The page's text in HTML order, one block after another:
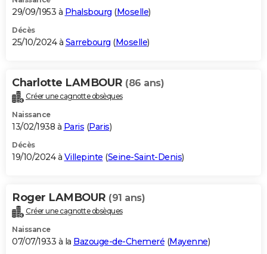
29/09/1953 à Phalsbourg (Moselle)
Décès
25/10/2024 à Sarrebourg (Moselle)
Charlotte LAMBOUR (86 ans)
Créer une cagnotte obsèques
Naissance
13/02/1938 à Paris (Paris)
Décès
19/10/2024 à Villepinte (Seine-Saint-Denis)
Roger LAMBOUR (91 ans)
Créer une cagnotte obsèques
Naissance
07/07/1933 à la Bazouge-de-Chemeré (Mayenne)